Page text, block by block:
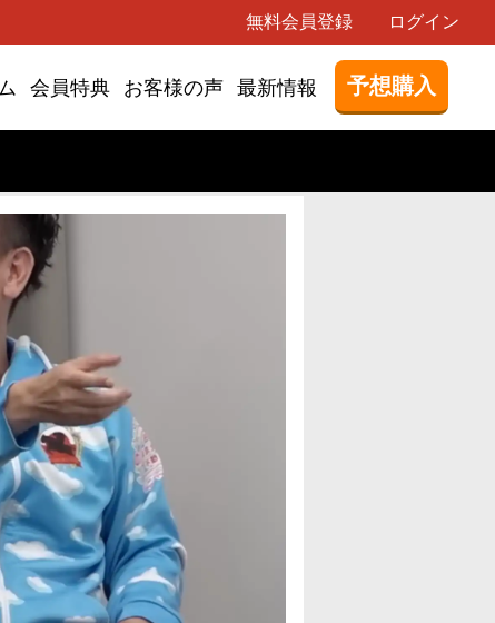
無料会員登録 ログイン
会員特典 お客様の声 最新情報 予想購入